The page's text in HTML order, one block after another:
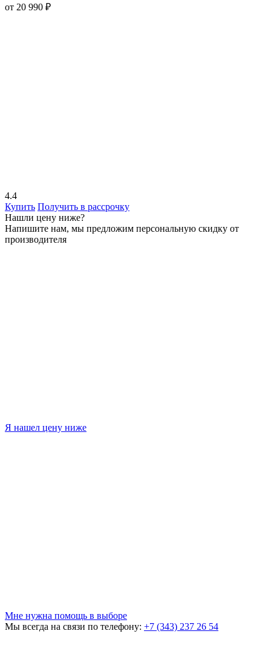
от 20 990 ₽
4.4
Купить Получить в рассрочку
Нашли цену ниже?
Напишите нам, мы предложим персональную скидку от
производителя
Я нашел цену ниже
Мне нужна помощь в выборе
Мы всегда на связи по телефону: +7 (343) 237 26 54